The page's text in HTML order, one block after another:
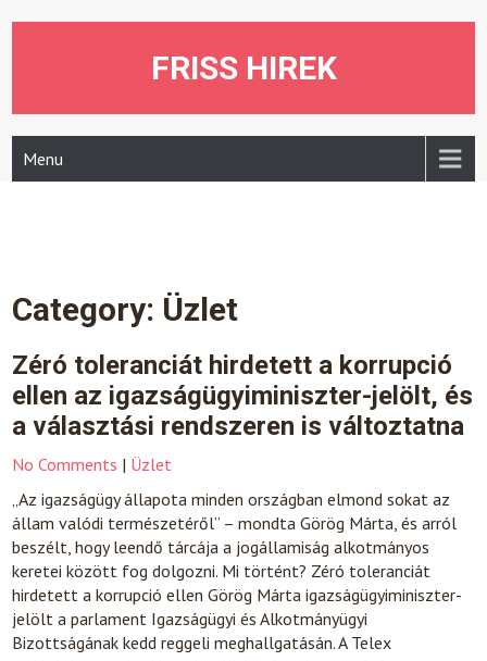
FRISS HIREK
Menu
Category: Üzlet
Zéró toleranciát hirdetett a korrupció
ellen az igazságügyiminiszter-jelölt, és
a választási rendszeren is változtatna
No Comments | Üzlet
„Az igazságügy állapota minden országban elmond sokat az
állam valódi természetéről” – mondta Görög Márta, és arról
beszélt, hogy leendő tárcája a jogállamiság alkotmányos
keretei között fog dolgozni. Mi történt? Zéró toleranciát
hirdetett a korrupció ellen Görög Márta igazságügyiminiszter-
jelölt a parlament Igazságügyi és Alkotmányügyi
Bizottságának kedd reggeli meghallgatásán. A Telex